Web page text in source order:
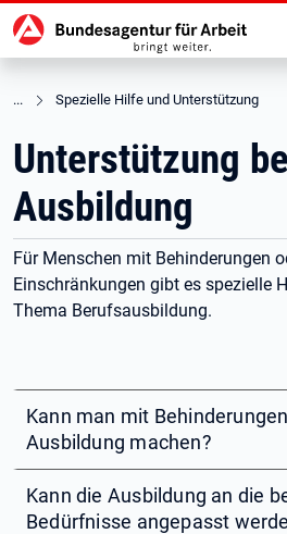
zu den Hauptinhalten springen
Hauptnavigation
Spezielle Hilfe und Unterstützung
Unterstützung
Ausbildung
Für Menschen mit Behinderungen
Einschränkungen gibt es spezielle
Thema Berufsausbildung.
Kann man mit
Ausbildung machen?
Kann die Ausbildung an die
Bedürfnisse angepasst